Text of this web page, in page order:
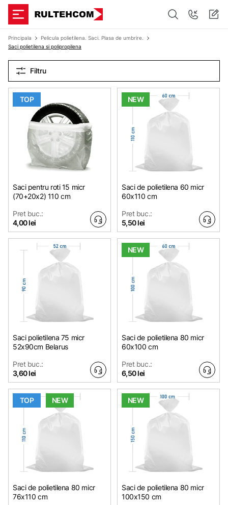
Principala
Pelicula polietilena. Saci. Plasa de umbrire.
Saci polietilena si polipropilena
Filtru
TOP
Saci pentru roti 15 micr
(70+20х2) 110 cm
Pret buc.:
4,00 lei
NEW
Saci de polietilena 60 micr
60x110 cm
Pret buc.:
5,50 lei
Saci polietilena 75 micr
52x90cm Belarus
Pret buc.:
3,60 lei
NEW
Saci de polietilena 80 micr
60x100 cm
Pret buc.:
6,50 lei
TOP NEW
Saci de polietilena 80 micr
76x110 cm
NEW
Saci de polietilena 80 micr
100x150 cm